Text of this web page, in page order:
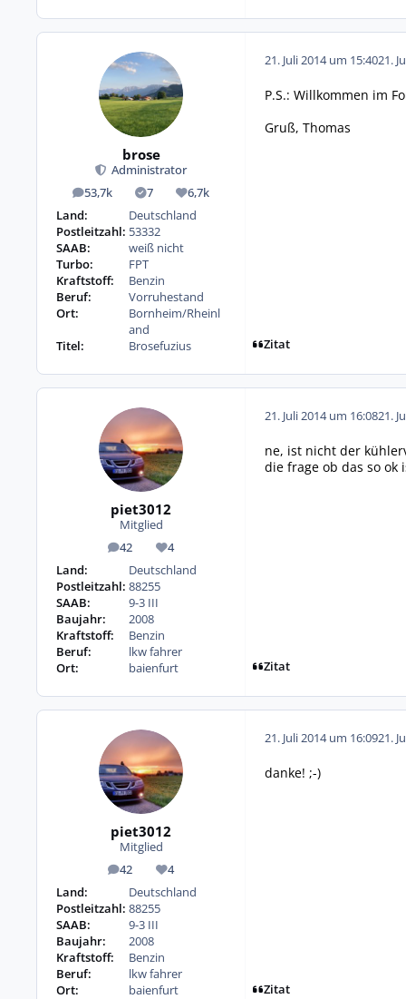
brose
Administrator
53,7k
Beiträge 7
Lösungen6,7k
Reputation
Land:
Deutschland
Postleitzahl: 53332
SAAB:
weiß nicht
Turbo:
FPT
Kraftstoff:
Benzin
Beruf:
Vorruhestand
Ort:
Bornheim/Rheinl
and
Titel:
Brosefuzius
21. Juli 2014 um 15:4021.
P.S.: Willkommen im
Gruß, Thomas
Zitat
piet3012
Mitglied
42
Beiträge 4
Reputation
Land:
Deutschland
Postleitzahl: 88255
SAAB:
9-3 III
Baujahr:
2008
Kraftstoff:
Benzin
Beruf:
lkw fahrer
Ort:
baienfurt
21. Juli 2014 um 16:0821.
ne, ist nicht der
die frage ob das so ok
Zitat
piet3012
Mitglied
42
Beiträge 4
Reputation
Land:
Deutschland
Postleitzahl: 88255
SAAB:
9-3 III
Baujahr:
2008
Kraftstoff:
Benzin
Beruf:
lkw fahrer
Ort:
baienfurt
21. Juli 2014 um 16:0921.
danke! ;-)
Zitat